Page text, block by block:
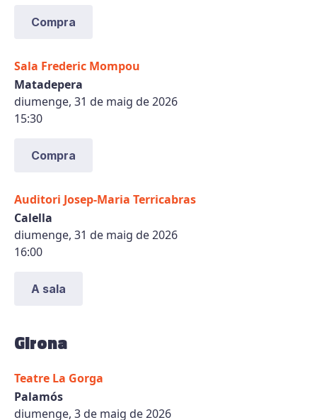
Compra
Sala Frederic Mompou
Matadepera
diumenge, 31 de maig de 2026
15:30
Compra
Auditori Josep-Maria Terricabras
Calella
diumenge, 31 de maig de 2026
16:00
A sala
Girona
Teatre La Gorga
Palamós
diumenge, 3 de maig de 2026